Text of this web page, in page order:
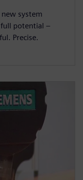
new system
potential –
Precise.